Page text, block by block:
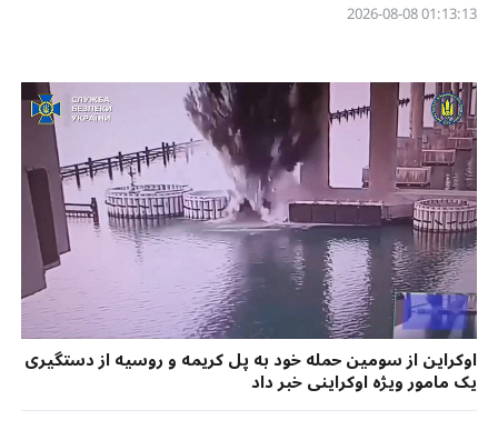
01:13:13 2026-08-08
اوکراین از سومین حمله خود به پل کریمه و روسیه از دستگیری
یک مامور ویژه اوکراینی خبر داد